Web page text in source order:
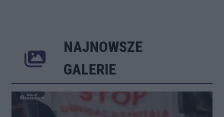
NAJNOWSZE
GALERIE